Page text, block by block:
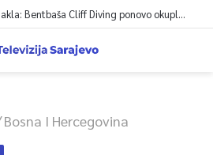
Sarajevo u znaku spektakla: Bentbaša Cliff Diving ponovo okuplja najbolje skakače i vrhunsku zabavu
Bosna I Hercegovina